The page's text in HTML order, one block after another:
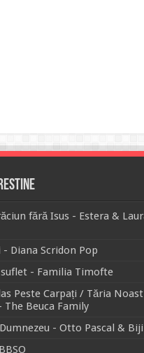
fără Isus - Estera &
Diana Scridon Pop
- Familia Timofte
Peste Carpați / Tăria
The Beuca Family
- Otto Pascal & Biji